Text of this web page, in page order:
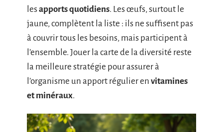
lesapports quotidiens. Les œufs, surtout le
jaune, complètent la liste : ils ne suffisent pas
à couvrir tous les besoins, mais participent à
l’ensemble. Jouer la carte de la diversité reste
la meilleure stratégie pour assurer à
l’organisme un apport régulier en vitamines
et minéraux.